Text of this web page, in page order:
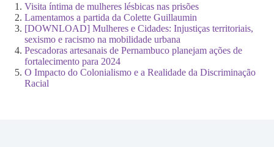
Visita íntima de mulheres lésbicas nas prisões
Lamentamos a partida da Colette Guillaumin
[DOWNLOAD] Mulheres e Cidades: Injustiças territoriais,
sexismo e racismo na mobilidade urbana
Pescadoras artesanais de Pernambuco planejam ações de
fortalecimento para 2024
O Impacto do Colonialismo e a Realidade da Discriminação
Racial